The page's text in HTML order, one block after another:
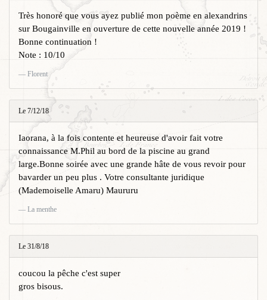
Très honoré que vous ayez publié mon poème en alexandrins
sur Bougainville en ouverture de cette nouvelle année 2019 !
Bonne continuation !
Note : 10/10
Florent
Le 7/12/18
Iaorana, à la fois contente et heureuse d'avoir fait votre
connaissance M.Phil au bord de la piscine au grand
large.Bonne soirée avec une grande hâte de vous revoir pour
bavarder un peu plus . Votre consultante juridique
(Mademoiselle Amaru) Maururu
La menthe
Le 31/8/18
coucou la pêche c'est super
gros bisous.